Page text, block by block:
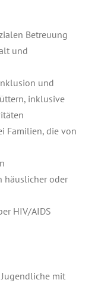
Betreuung
und
und
inklusive
Familien, die von
häuslicher oder
HIV/AIDS
mit